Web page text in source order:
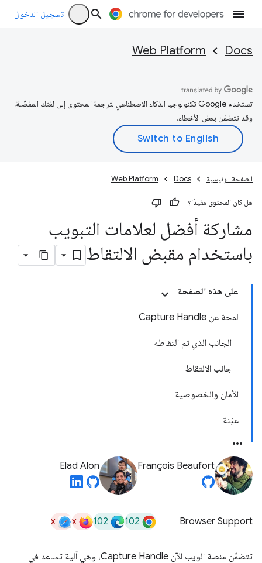
تسجيل الدخول
Docs
Web Platform
تستخدم Google تكنولوجيا الذكاء الاصطناعي لترجمة المحتوى إلى لغتك المفضّلة،
وقد تتضمّن بعض الأخطاء.
الصفحة الرئيسية Docs
Web Platform
هل كان المحتوى مفيدًا؟
مشاركة أفضل لعلامات التبويب
باستخدام مقبض الالتقاط
على هذه الصفحة
لمحة عن Capture Handle
الجانب الذي تم التقاطه
جانب الالتقاط
الأمان والخصوصية
عيّنة
François Beaufort
Elad Alon
Browser Support
102
102
x
x
تتضمّن منصة الويب الآن Capture Handle، وهي آلية تساعد في